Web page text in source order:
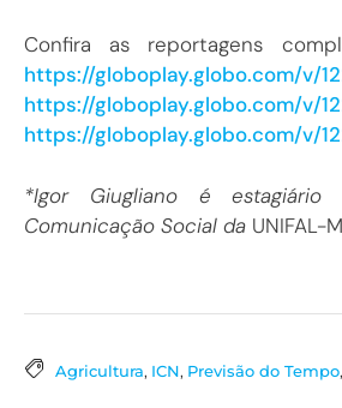
Confira as reportagens
https://globoplay.globo.com/v/
https://globoplay.globo.com/v/
https://globoplay.globo.com/v/
*Igor Giugliano é
Comunicação Social da UNIFAL-
Agricultura, ICN, Previsão do Tempo,